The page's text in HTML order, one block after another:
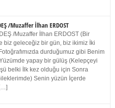
/Muzaffer İlhan ERDOST
/Muzaffer İlhan ERDOST (Bir
biz geleceğiz bir gün, biz ikimiz İki
durduğumuz gibi Benim
yapay bir gülüş (Kelepçeyi
belki İlk kez olduğu için Sonra
Senin yüzün İçerde